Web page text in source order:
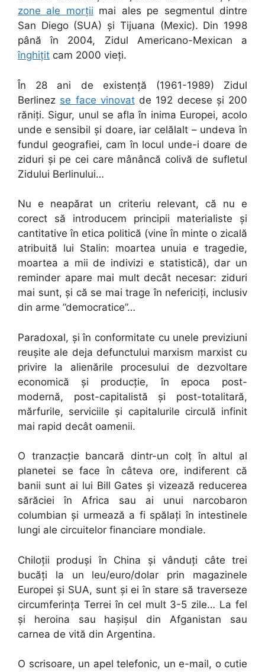
zone ale morții mai ales pe segmentul dintre
San Diego (SUA) și Tijuana (Mexic). Din 1998
până în 2004, Zidul Americano-Mexican a
înghițit cam 2000 vieți.
În 28 ani de existență (1961-1989) Zidul
Berlinez se face vinovatde 192 decese și 200
răniți. Sigur, unul se afla în inima Europei, acolo
unde e sensibil și doare, iar celălalt – undeva în
fundul geografiei, cam în locul unde-i doare de
ziduri și pe cei care mânâncă colivă de sufletul
Zidului Berlinului…
Nu e neapărat un criteriu relevant, că nu e
corect să introducem principii materialiste și
cantitative în etica politică (vine în minte o zicală
atribuită lui Stalin: moartea unuia e tragedie,
moartea a mii de indivizi e statistică), dar un
reminder apare mai mult decât necesar: ziduri
mai sunt, și că se mai trage în nefericiți, inclusiv
din arme ”democratice”…
Paradoxal, și în conformitate cu unele previziuni
reușite ale deja defunctului marxism marxist cu
privire la alienările procesului de dezvoltare
economică și producție, în epoca post-
modernă, post-capitalistă și post-totalitară,
mărfurile, serviciile și capitalurile circulă infinit
mai rapid decât oamenii.
O tranzacție bancară dintr-un colț în altul al
planetei se face în câteva ore, indiferent că
banii sunt ai lui Bill Gates și vizează reducerea
sărăciei în Africa sau ai unui narcobaron
columbian și urmează a fi spălați în intestinele
lungi ale circuitelor financiare mondiale.
Chiloții produși în China și vânduți câte trei
bucăți la un leu/euro/dolar prin magazinele
Europei și SUA, sunt și ei în stare să traverseze
circumferința Terrei în cel mult 3-5 zile… La fel
și heroina sau hașișul din Afganistan sau
carnea de vită din Argentina.
O scrisoare, un apel telefonic, un e-mail, o cutie